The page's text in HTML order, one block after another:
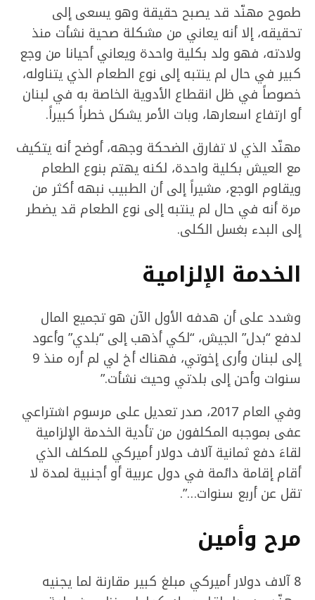
طموح مهنّد قد يصبح حقيقة وهو يسعى إلى
تحقيقه، إلا أنه يعاني من مشكلة صحية نشأت منذ
ولادته، فهو ولد بكلية واحدة ويعاني أحيانا من وجع
كبير في حال لم ينتبه إلى نوع الطعام الذي يتناوله،
خصوصاً في ظل انقطاع الأدوية الخاصة به في لبنان
أو ارتفاع اسعارها، وبات الأمر يشكل خطراً كبيراً.
مهنّد الذي لا تفارق الضحكة وجهه، أوضح أنه يتكيف
مع العيش بكلية واحدة، لكنه يهتم بنوع الطعام
ويقاوم الوجع، مشيراً إلى أن الطبيب نبهه أكثر من
مرة أنه في حال لم ينتبه إلى نوع الطعام قد يضطر
إلى البدء بغسل الكلى.
الخدمة الإلزامية
وشدد على أن هدفه الأول الآن هو تجميع المال
لدفع “بدل” الجيش، “لكي أذهب إلى “بلدي” وأعود
إلى لبنان وأرى إخوتي، فهناك أخ لي لم أره منذ 9
سنوات وأحن إلى بلدتي وحيث نشأت.”
وفي العام 2017، صدر تعديل على مرسوم اشتراعي
عفى بموجبه المكلفون من تأدية الخدمة الإلزامية
لقاءَ دفع ثمانية آلاف دولار أميركي للمكلف الذي
أقام إقامة دائمة في دول عربية أو أجنبية لمدة لا
تقل عن أربع سنوات…”.
مرح وأمين
8 آلاف دولار أميركي مبلغ كبير مقارنة لما يجنيه